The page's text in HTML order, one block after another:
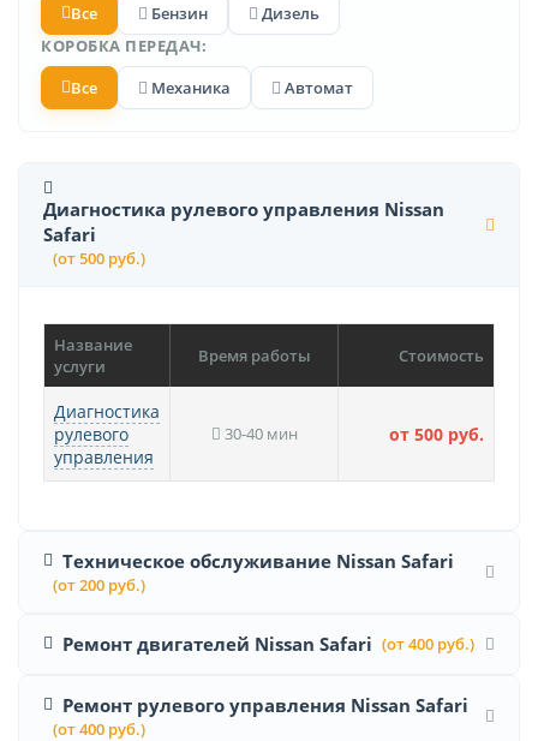
Все
Бензин
Дизель
КОРОБКА ПЕРЕДАЧ:
Все
Механика Автомат
Диагностика рулевого управления Nissan
Safari
(от 500 руб.)
Название
услуги
Время работы Стоимость
Диагностика
рулевого
управления
30-40 мин от 500 руб.
Техническое обслуживание Nissan Safari
(от 200 руб.)
Ремонт двигателей Nissan Safari (от 400 руб.)
Ремонт рулевого управления Nissan Safari
(от 400 руб.)